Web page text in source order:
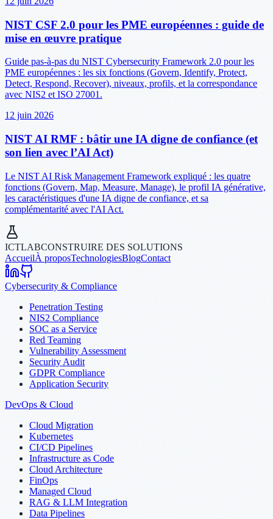
NIST CSF 2.0 pour les PME européennes : guide de
mise en œuvre pratique
Guide pas-à-pas du NIST Cybersecurity Framework 2.0 pour les
PME européennes : les six fonctions (Govern, Identify, Protect,
Detect, Respond, Recover), niveaux, profils, et la correspondance
avec NIS2 et ISO 27001.
12 juin 2026
NIST AI RMF : bâtir une IA digne de confiance (et
son lien avec l’AI Act)
Le NIST AI Risk Management Framework expliqué : les quatre
fonctions (Govern, Map, Measure, Manage), le profil IA générative,
les caractéristiques d'une IA digne de confiance, et sa
complémentarité avec l'AI Act.
ICTLABCONSTRUIRE DES SOLUTIONS
AccueilÀ proposTechnologiesBlogContact
Cybersecurity & Compliance
Penetration Testing
NIS2 Compliance
SOC as a Service
Red Teaming
Vulnerability Assessment
Security Audit
GDPR Compliance
Application Security
DevOps & Cloud
Cloud Migration
Kubernetes
CI/CD Pipelines
Infrastructure as Code
Cloud Architecture
FinOps
Managed Cloud
RAG & LLM Integration
Data Pipelines